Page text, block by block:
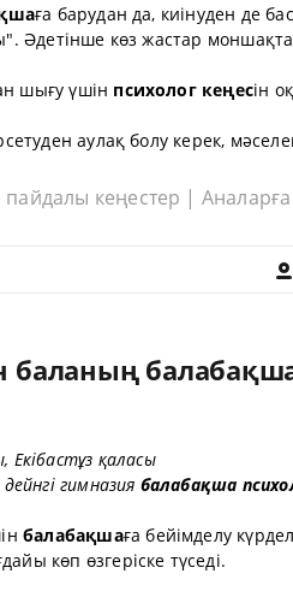
ға барудан да, киінуден де
Әдетінше көз жастар
шығу үшін психолог кеңесін
аулақ болу керек,
кеңестер |
баланың
Екібастұз қаласы
гимназия балабақша
балабақшаға бейімделу
ы көп өзгеріске түседі.